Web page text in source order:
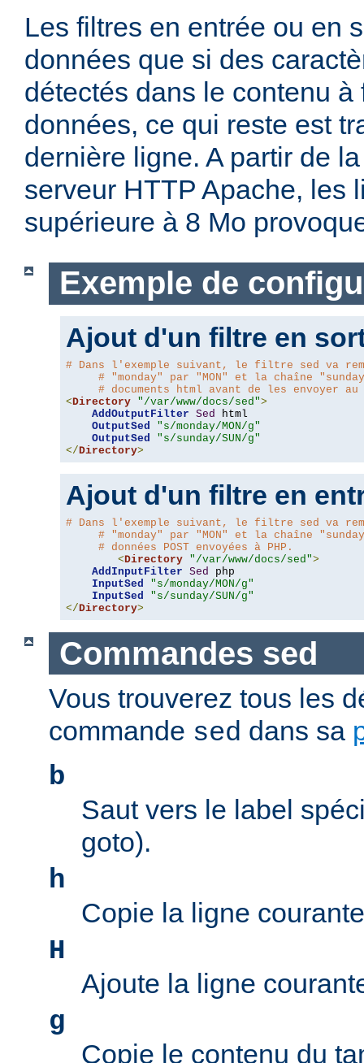
Les filtres en entrée ou en
données que si des
détectés dans le contenu à
données, ce qui reste est
dernière ligne. A partir de
serveur HTTP Apache, les
supérieure à 8 Mo
Exemple de
Ajout d'un filtre en
# Dans l'exemple suivant, le filtre sed va
# "monday" par "MON" et la chaîne
# documents html avant de les envoyer
<Directory "/var/www/docs/sed">
AddOutputFilter Sed
html
OutputSed
"s/monday/MON/g"
OutputSed
"s/sunday/SUN/g"
</Directory>
Ajout d'un filtre en
# Dans l'exemple suivant, le filtre sed va
# "monday" par "MON" et la chaîne
# données POST envoyées à PHP.
<Directory "/var/www/docs/sed">
AddInputFilter Sed
php
InputSed
"s/monday/MON/g"
InputSed
"s/sunday/SUN/g"
</Directory>
Commandes sed
Vous trouverez tous les
commande sed dans sa
b
Saut vers le label
goto).
h
Copie la ligne
H
Ajoute la ligne
g
Copie le contenu du